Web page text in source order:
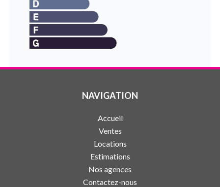
NAVIGATION
Accueil
Ventes
Locations
Estimations
Nos agences
Contactez-nous